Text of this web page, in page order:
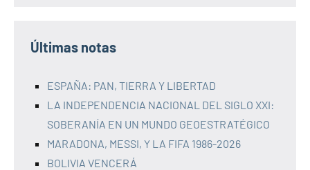
Últimas notas
ESPAÑA: PAN, TIERRA Y LIBERTAD
LA INDEPENDENCIA NACIONAL DEL SIGLO XXI:
SOBERANÍA EN UN MUNDO GEOESTRATÉGICO
MARADONA, MESSI, Y LA FIFA 1986-2026
BOLIVIA VENCERÁ